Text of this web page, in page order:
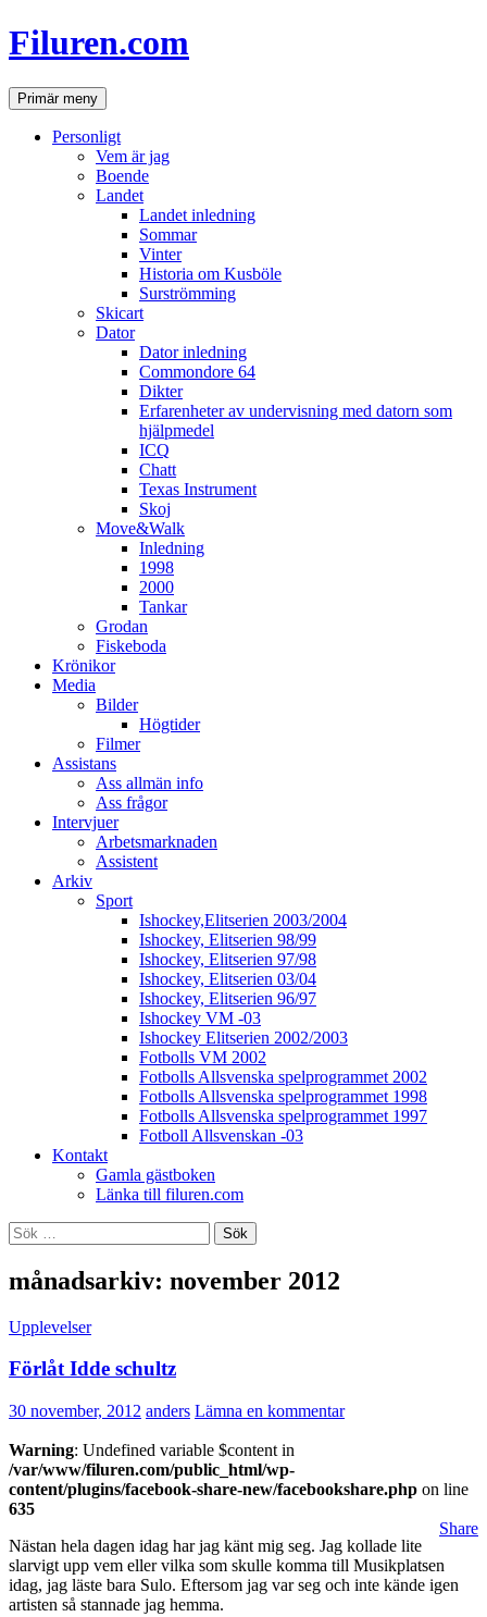
Hoppa
till
Filuren.com
SökPrimär meny
Personligt
Vem är jag
Boende
Landet
Landet inledning
Sommar
Vinter
Historia om Kusböle
Surströmming
Skicart
Dator
Dator inledning
Commondore 64
Dikter
Erfarenheter av undervisning med datorn som
hjälpmedel
ICQ
Chatt
Texas Instrument
Skoj
Move&Walk
Inledning
1998
2000
Tankar
Grodan
Fiskeboda
Krönikor
Media
Bilder
Högtider
Filmer
Assistans
Ass allmän info
Ass frågor
Intervjuer
Arbetsmarknaden
Assistent
Arkiv
Sport
Ishockey,Elitserien 2003/2004
Ishockey, Elitserien 98/99
Ishockey, Elitserien 97/98
Ishockey, Elitserien 03/04
Ishockey, Elitserien 96/97
Ishockey VM -03
Ishockey Elitserien 2002/2003
Fotbolls VM 2002
Fotbolls Allsvenska spelprogrammet 2002
Fotbolls Allsvenska spelprogrammet 1998
Fotbolls Allsvenska spelprogrammet 1997
Fotboll Allsvenskan -03
Kontakt
Gamla gästboken
Länka till filuren.com
Sök
efter:
månadsarkiv: november 2012
Upplevelser
Förlåt Idde schultz
30 november, 2012 anders Lämna en kommentar
Warning: Undefined variable $content in
/var/www/filuren.com/public_html/wp-
content/plugins/facebook-share-new/facebookshare.php on line
635
Share
Nästan hela dagen idag har jag känt mig seg. Jag kollade lite
slarvigt upp vem eller vilka som skulle komma till Musikplatsen
idag, jag läste bara Sulo. Eftersom jag var seg och inte kände igen
artisten så stannade jag hemma.